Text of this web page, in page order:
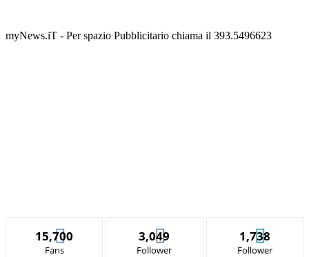
myNews.iT - Per spazio Pubblicitario chiama il 393.5496623
15,700
Fans
3,049
Follower
1,738
Follower